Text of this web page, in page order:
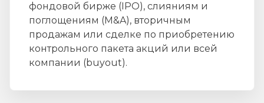
фондовой бирже (IPO), слияниям и
поглощениям (M&A), вторичным
продажам или сделке по приобретению
контрольного пакета акций или всей
компании (buyout).